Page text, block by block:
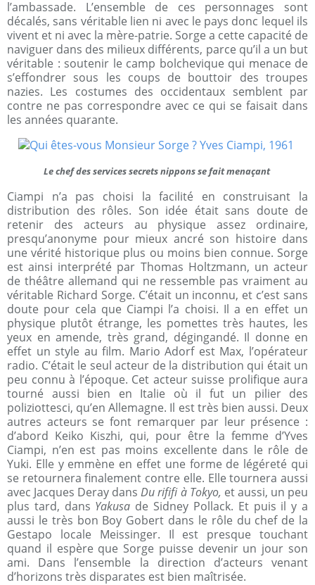
l’ambassade. L’ensemble de ces personnages sont
décalés, sans véritable lien ni avec le pays donc lequel ils
vivent et ni avec la mère-patrie. Sorge a cette capacité de
naviguer dans des milieux différents, parce qu’il a un but
véritable : soutenir le camp bolchevique qui menace de
s’effondrer sous les coups de bouttoir des troupes
nazies. Les costumes des occidentaux semblent par
contre ne pas correspondre avec ce qui se faisait dans
les années quarante.
Le chef des services secrets nippons se fait menaçant
Ciampi n’a pas choisi la facilité en construisant la
distribution des rôles. Son idée était sans doute de
retenir des acteurs au physique assez ordinaire,
presqu’anonyme pour mieux ancré son histoire dans
une vérité historique plus ou moins bien connue. Sorge
est ainsi interprété par Thomas Holtzmann, un acteur
de théâtre allemand qui ne ressemble pas vraiment au
véritable Richard Sorge. C’était un inconnu, et c’est sans
doute pour cela que Ciampi l’a choisi. Il a en effet un
physique plutôt étrange, les pomettes très hautes, les
yeux en amende, très grand, dégingandé. Il donne en
effet un style au film. Mario Adorf est Max, l’opérateur
radio. C’était le seul acteur de la distribution qui était un
peu connu à l’époque. Cet acteur suisse prolifique aura
tourné aussi bien en Italie où il fut un pilier des
poliziottesci, qu’en Allemagne. Il est très bien aussi. Deux
autres acteurs se font remarquer par leur présence :
d’abord Keiko Kiszhi, qui, pour être la femme d’Yves
Ciampi, n’en est pas moins excellente dans le rôle de
Yuki. Elle y emmène en effet une forme de légéreté qui
se retournera finalement contre elle. Elle tournera aussi
avec Jacques Deray dansDu rififi à Tokyo, et aussi, un peu
plus tard, dans Yakusa de Sidney Pollack. Et puis il y a
aussi le très bon Boy Gobert dans le rôle du chef de la
Gestapo locale Meissinger. Il est presque touchant
quand il espère que Sorge puisse devenir un jour son
ami. Dans l’ensemble la direction d’acteurs venant
d’horizons très disparates est bien maîtrisée.